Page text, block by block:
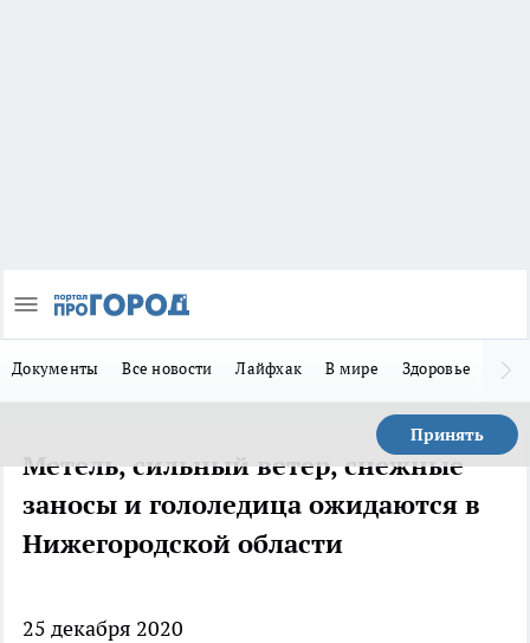
Документы Все новости Лайфхак В мире Здоровье
Принять
Метель, сильный ветер, снежные
заносы и гололедица ожидаются в
Нижегородской области
25 декабря 2020